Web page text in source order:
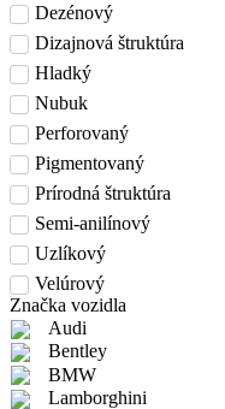
Dezénový
Dizajnová štruktúra
Hladký
Nubuk
Perforovaný
Pigmentovaný
Prírodná štruktúra
Semi-anilínový
Uzlíkový
Velúrový
Značka vozidla
Audi
Bentley
BMW
Lamborghini